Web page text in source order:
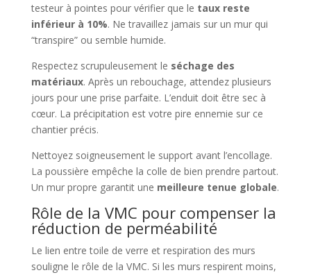
testeur à pointes pour vérifier que le taux reste
inférieur à 10%. Ne travaillez jamais sur un mur qui
“transpire” ou semble humide.
Respectez scrupuleusement le séchage des
matériaux. Après un rebouchage, attendez plusieurs
jours pour une prise parfaite. L’enduit doit être sec à
cœur. La précipitation est votre pire ennemie sur ce
chantier précis.
Nettoyez soigneusement le support avant l’encollage.
La poussière empêche la colle de bien prendre partout.
Un mur propre garantit une meilleure tenue globale.
Rôle de la VMC pour compenser la
réduction de perméabilité
Le lien entre toile de verre et respiration des murs
souligne le rôle de la VMC. Si les murs respirent moins,